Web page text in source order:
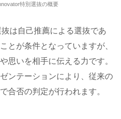
特別選抜の概要
は自己推薦による選抜であ
とが条件となっていますが、
思いを相手に伝える力です。
ンテーションにより、従来の
合否の判定が行われます。